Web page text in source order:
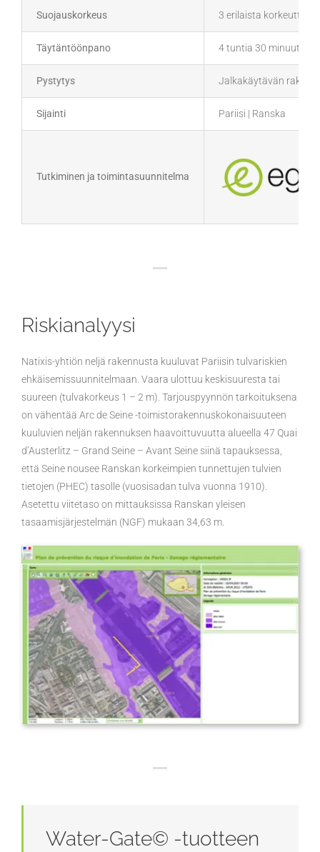
Suojauskorkeus 3 erilaista korkeutta
Täytäntöönpano 4 tuntia 30 minuuttia
Pystytys Jalkakäytävän
Sijainti Pariisi | Ranska
Tutkiminen ja toimintasuunnitelma
Riskianalyysi
Natixis-yhtiön neljä rakennusta kuuluvat Pariisin tulvariskien
ehkäisemissuunnitelmaan. Vaara ulottuu keskisuuresta tai
suureen (tulvakorkeus 1 – 2 m). Tarjouspyynnön tarkoituksena
on vähentää Arc de Seine -toimistorakennuskokonaisuuteen
kuuluvien neljän rakennuksen haavoittuvuutta alueella 47 Quai
d’Austerlitz – Grand Seine – Avant Seine siinä tapauksessa,
että Seine nousee Ranskan korkeimpien tunnettujen tulvien
tietojen (PHEC) tasolle (vuosisadan tulva vuonna 1910).
Asetettu viitetaso on mittauksissa Ranskan yleisen
tasaamisjärjestelmän (NGF) mukaan 34,63 m.
Water-Gate© -tuotteen